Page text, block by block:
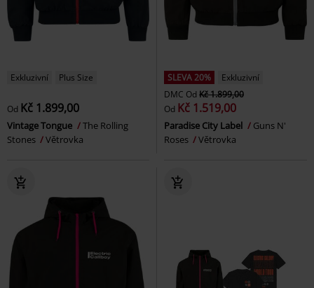
Exkluzivní Plus Size
Od Kč 1.899,00
Vintage Tongue
The Rolling
Stones
Větrovka
SLEVA 20%
Exkluzivní
DMC Od Kč 1.899,00
Od Kč 1.519,00
Paradise City Label
Guns N'
Roses
Větrovka